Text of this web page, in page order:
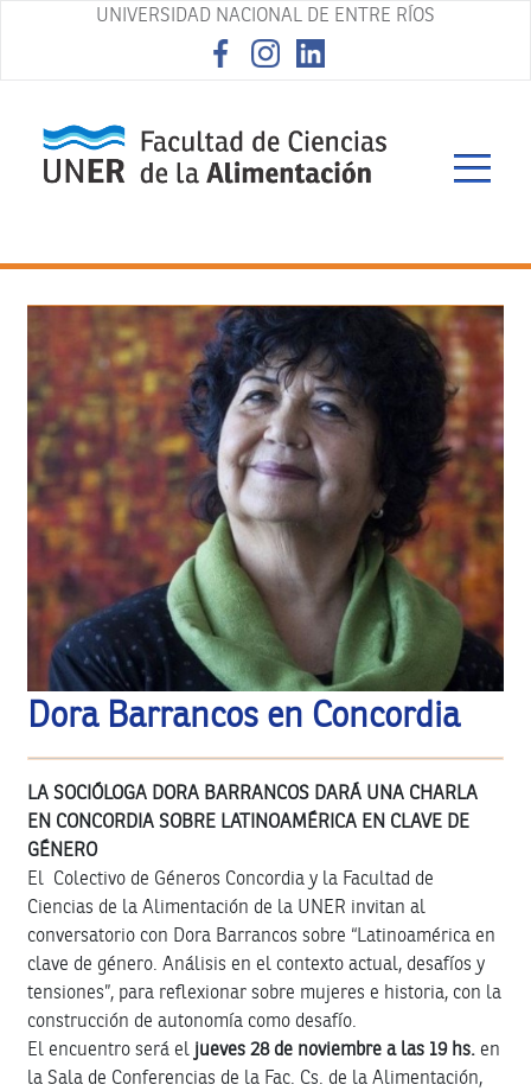
UNIVERSIDAD NACIONAL DE ENTRE RÍOS
asd
Dora Barrancos en Concordia
LA SOCIÓLOGA DORA BARRANCOS DARÁ UNA CHARLA
EN CONCORDIA SOBRE LATINOAMÉRICA EN CLAVE DE
GÉNERO
El Colectivo de Géneros Concordia y la Facultad de
Ciencias de la Alimentación de la UNER invitan al
conversatorio con Dora Barrancos sobre “Latinoamérica en
clave de género. Análisis en el contexto actual, desafíos y
tensiones”, para reflexionar sobre mujeres e historia, con la
construcción de autonomía como desafío.
El encuentro será el jueves 28 de noviembre a las 19 hs. en
la Sala de Conferencias de la Fac. Cs. de la Alimentación,